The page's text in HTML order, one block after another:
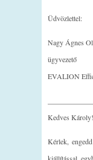
Üdvözlettel:
Nagy Ágnes
ügyvezető
EVALION
Kedves Károly!
Kérlek,